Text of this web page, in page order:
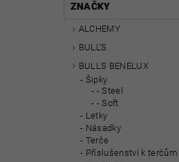
ZNAČKY
ALCHEMY
BULL'S
BULLS BENELUX
Šipky
- Steel
- Soft
Letky
Násadky
Terče
Příslušenství k terčům